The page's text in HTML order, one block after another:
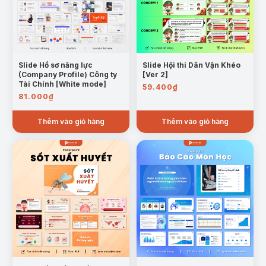
6.Hướng dẫn xử lý khi có cháy:Cách báo cháy
– dập lửa – sơ tán – cứu người
Mẫu trang: Hướng dẫn xử lý khi có cháy
7.Kết luận & kêu gọi hành động:Thông điệp
cảnh tỉnh, khuyến nghị cho cá nhân, tổ chức,
cộng đồng
Trường hợp sử dụng:
Bài giảng giáo dục cộng đồng:Sử dụng trong
Slide Hồ sơ năng lực
(Company Profile) Công ty
Tài Chính [White mode]
81.000₫
Thêm vào giỏ hàng
Slide Hội thi Dân Vận Khéo
[Ver 2]
59.400₫
Thêm vào giỏ hàng